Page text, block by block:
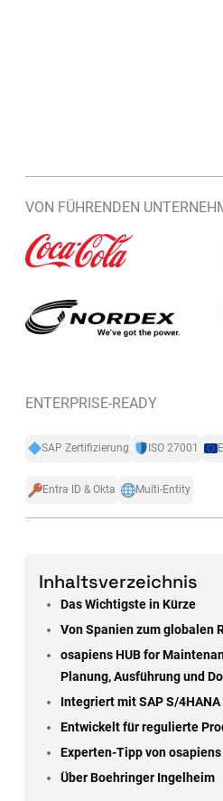
VON FÜHRENDEN
ENTERPRISE-READY
SAP Zertifizierung ISO 27001
Entra ID & Okta Multi-Entity
Inhaltsverzeichnis
Das Wichtigste in Kürze
Von Spanien zum globalen
osapiens HUB for
Planung, Ausführung und
Integriert mit SAP S/
Entwickelt für regulierte
Experten-Tipp von osapiens
Über Boehringer Ingelheim